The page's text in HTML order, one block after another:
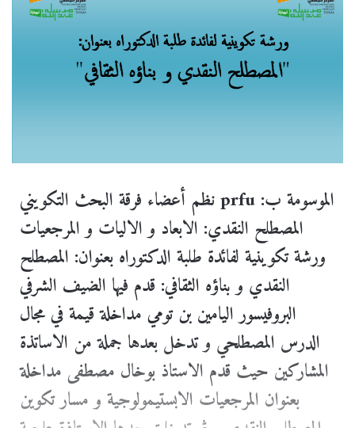
نظم أعضاء فرقة البحث التكويني prfu الموسومة ب:
المصطلح النقدي: الابعاد و الاليات و المرجعيات
ورشة تكوينية لفائدة طلبة الدكتوراه بعنوان: المصطلح
النقدي و بناؤه الثقافي: قدم فيها الضيف الشرفي
البروفيسور اليامين بن تومي مداخلة قيمة في مجال
الدرس المصطلحي و تدخل بعدها جملة من الاساتذة
المشاركين حيث قدم الاستاذ بوخال مصطفى مداخلة
بعنوان المرجعيات الابستيمولوجية و مسار تكوين